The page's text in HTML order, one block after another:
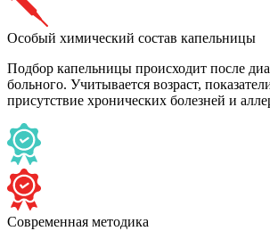
Особый химический состав капельницы
Подбор капельницы происходит после
больного. Учитывается возраст,
присутствие хронических болезней и
Современная методика